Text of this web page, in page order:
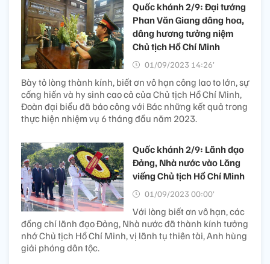
Quốc khánh 2/9: Đại tướng
Phan Văn Giang dâng hoa,
dâng hương tưởng niệm
Chủ tịch Hồ Chí Minh
01/09/2023 14:26’
Bày tỏ lòng thành kính, biết ơn vô hạn công lao to lớn, sự
cống hiến và hy sinh cao cả của Chủ tịch Hồ Chí Minh,
Đoàn đại biểu đã báo công với Bác những kết quả trong
thực hiện nhiệm vụ 6 tháng đầu năm 2023.
Quốc khánh 2/9: Lãnh đạo
Đảng, Nhà nước vào Lăng
viếng Chủ tịch Hồ Chí Minh
01/09/2023 00:00’
Với lòng biết ơn vô hạn, các
đồng chí lãnh đạo Đảng, Nhà nước đã thành kính tưởng
nhớ Chủ tịch Hồ Chí Minh, vị lãnh tụ thiên tài, Anh hùng
giải phóng dân tộc.